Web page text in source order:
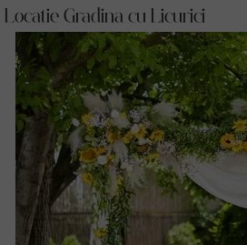
Locatie Gradina cu Licurici